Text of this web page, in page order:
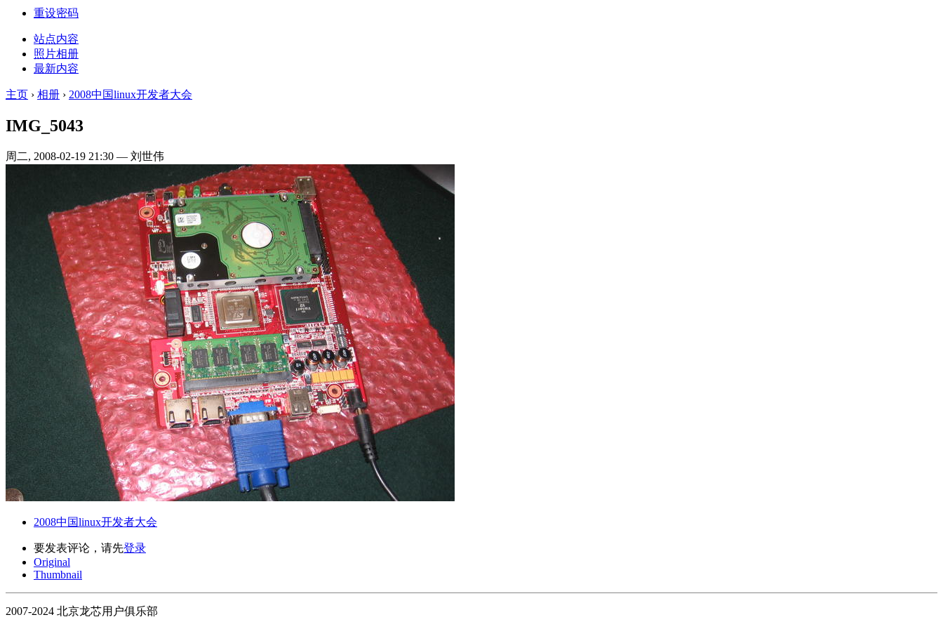
重设密码
站点内容
照片相册
最新内容
主页 › 相册 › 2008中国linux开发者大会
IMG_5043
周二, 2008-02-19 21:30 — 刘世伟
2008中国linux开发者大会
要发表评论，请先登录
Original
Thumbnail
2007-2024 北京龙芯用户俱乐部